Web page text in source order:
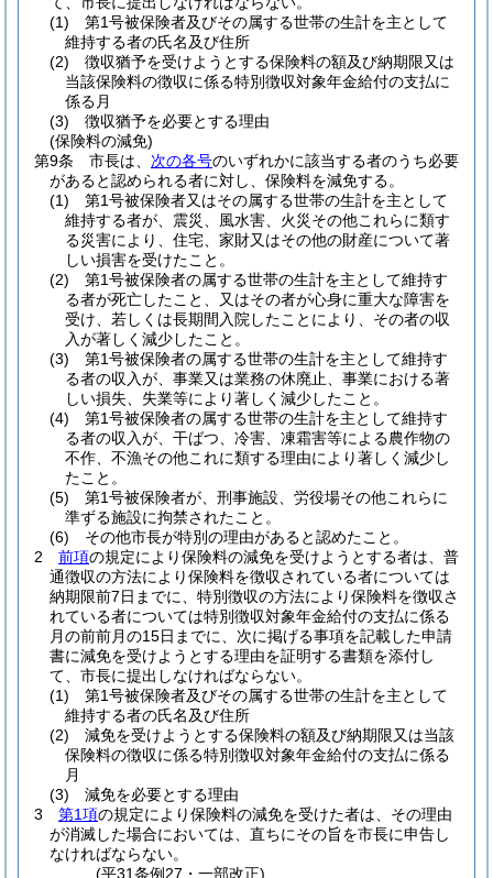
(1)
第1号被保険者及びその属する世帯の生計を主として
維持する者の氏名及び住所
(2)
徴収猶予を受けようとする保険料の額及び納期限又は
当該保険料の徴収に係る特別徴収対象年金給付の支払に
係る月
(3)
徴収猶予を必要とする理由
(保険料の減免)
第9条
市長は、 次の各号のいずれかに該当する者のうち必要
があると認められる者に対し、保険料を減免する。
(1)
第1号被保険者又はその属する世帯の生計を主として
維持する者が、震災、風水害、火災その他これらに類す
る災害により、住宅、家財又はその他の財産について著
しい損害を受けたこと。
(2)
第1号被保険者の属する世帯の生計を主として維持す
る者が死亡したこと、又はその者が心身に重大な障害を
受け、若しくは長期間入院したことにより、その者の収
入が著しく減少したこと。
(3)
第1号被保険者の属する世帯の生計を主として維持す
る者の収入が、事業又は業務の休廃止、事業における著
しい損失、失業等により著しく減少したこと。
(4)
第1号被保険者の属する世帯の生計を主として維持す
る者の収入が、干ばつ、冷害、凍霜害等による農作物の
不作、不漁その他これに類する理由により著しく減少し
たこと。
(5)
第1号被保険者が、刑事施設、労役場その他これらに
準ずる施設に拘禁されたこと。
(6)
その他市長が特別の理由があると認めたこと。
2
前項の規定により保険料の減免を受けようとする者は、普
通徴収の方法により保険料を徴収されている者については
納期限前7日までに、特別徴収の方法により保険料を徴収さ
れている者については特別徴収対象年金給付の支払に係る
月の前前月の15日までに、次に掲げる事項を記載した申請
書に減免を受けようとする理由を証明する書類を添付し
て、市長に提出しなければならない。
(1)
第1号被保険者及びその属する世帯の生計を主として
維持する者の氏名及び住所
(2)
減免を受けようとする保険料の額及び納期限又は当該
保険料の徴収に係る特別徴収対象年金給付の支払に係る
月
(3)
減免を必要とする理由
3
第1項の規定により保険料の減免を受けた者は、その理由
が消滅した場合においては、直ちにその旨を市長に申告し
なければならない。
(平31条例27・一部改正)